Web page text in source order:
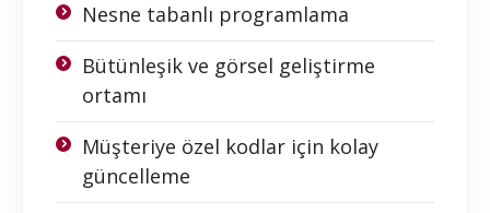
Nesne tabanlı programlama
Bütünleşik ve görsel geliştirme
ortamı
Müşteriye özel kodlar için kolay
güncelleme